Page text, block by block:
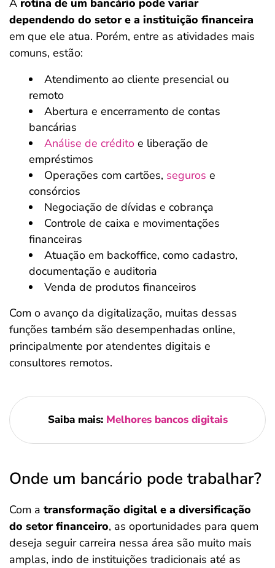
A rotina de um bancário pode variar
dependendo do setor e a instituição financeira
em que ele atua. Porém, entre as atividades mais
comuns, estão:
Atendimento ao cliente presencial ou
remoto
Abertura e encerramento de contas
bancárias
Análise de crédito e liberação de
empréstimos
Operações com cartões, seguros e
consórcios
Negociação de dívidas e cobrança
Controle de caixa e movimentações
financeiras
Atuação em backoffice, como cadastro,
documentação e auditoria
Venda de produtos financeiros
Com o avanço da digitalização, muitas dessas
funções também são desempenhadas online,
principalmente por atendentes digitais e
consultores remotos.
Saiba mais: Melhores bancos digitais
Onde um bancário pode trabalhar?
Com a transformação digital e a diversificação
do setor financeiro, as oportunidades para quem
deseja seguir carreira nessa área são muito mais
amplas, indo de instituições tradicionais até as